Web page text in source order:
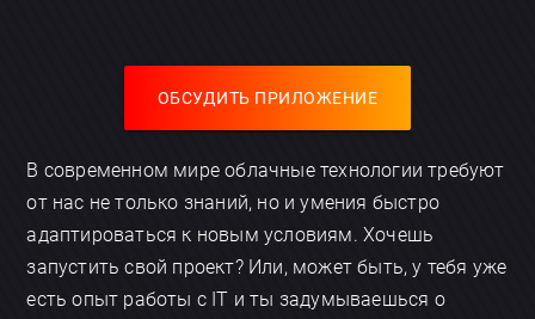
ОБСУДИТЬ ПРИЛОЖЕНИЕ
В современном мире облачные технологии требуют
от нас не только знаний, но и умения быстро
адаптироваться к новым условиям. Хочешь
запустить свой проект? Или, может быть, у тебя уже
есть опыт работы с IT и ты задумываешься о